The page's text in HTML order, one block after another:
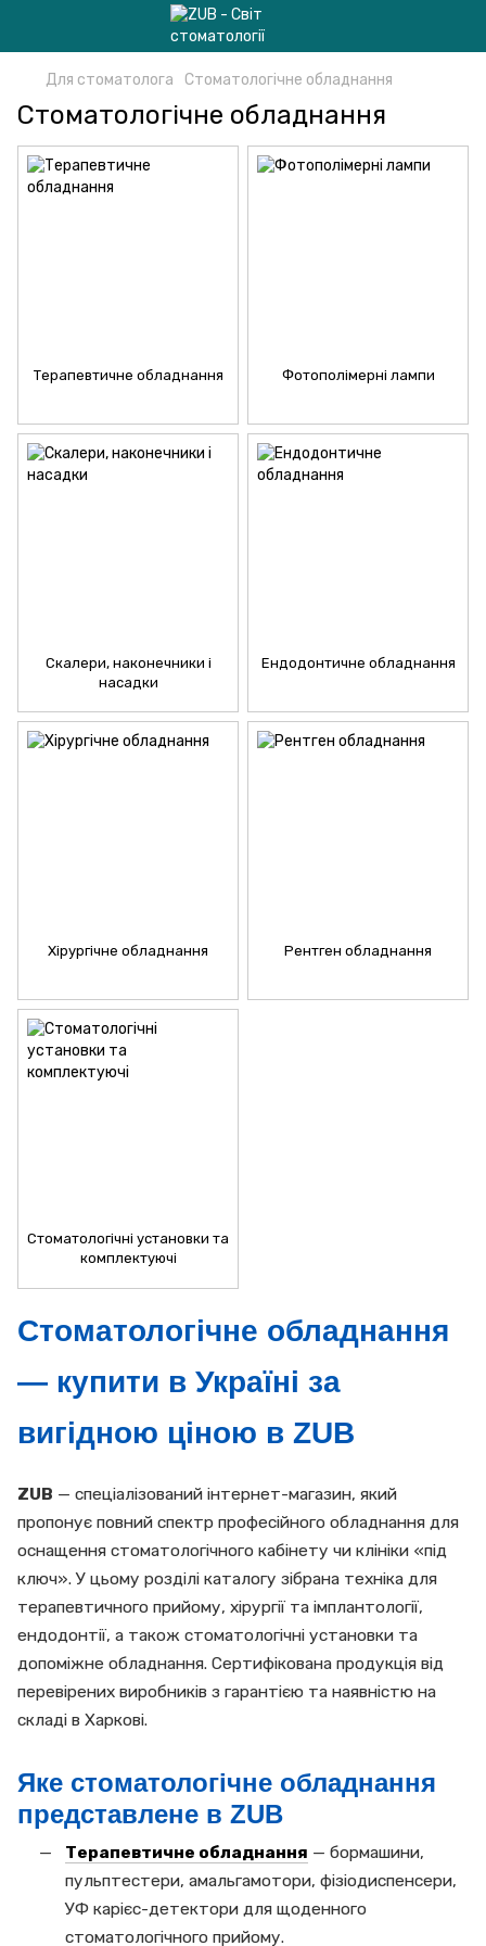
Для стоматолога Стоматологічне обладнання
Стоматологічне обладнання
Стоматологічне обладнання
— купити в Україні за
вигідною ціною в ZUB
ZUB — спеціалізований інтернет-магазин, який
пропонує повний спектр професійного обладнання для
оснащення стоматологічного кабінету чи клініки «під
ключ». У цьому розділі каталогу зібрана техніка для
терапевтичного прийому, хірургії та імплантології,
ендодонтії, а також стоматологічні установки та
допоміжне обладнання. Сертифікована продукція від
перевірених виробників з гарантією та наявністю на
складі в Харкові.
Яке стоматологічне обладнання
представлене в ZUB
Терапевтичне обладнання — бормашини,
пульптестери, амальгамотори, фізіодиспенсери,
УФ карієс-детектори для щоденного
стоматологічного прийому.
Терапевтичне обладнання Фотополімерні лампи
Скалери, наконечники і
насадки
Ендодонтичне обладнання
Хірургічне обладнання Рентген обладнання
Стоматологічні установки та
комплектуючі